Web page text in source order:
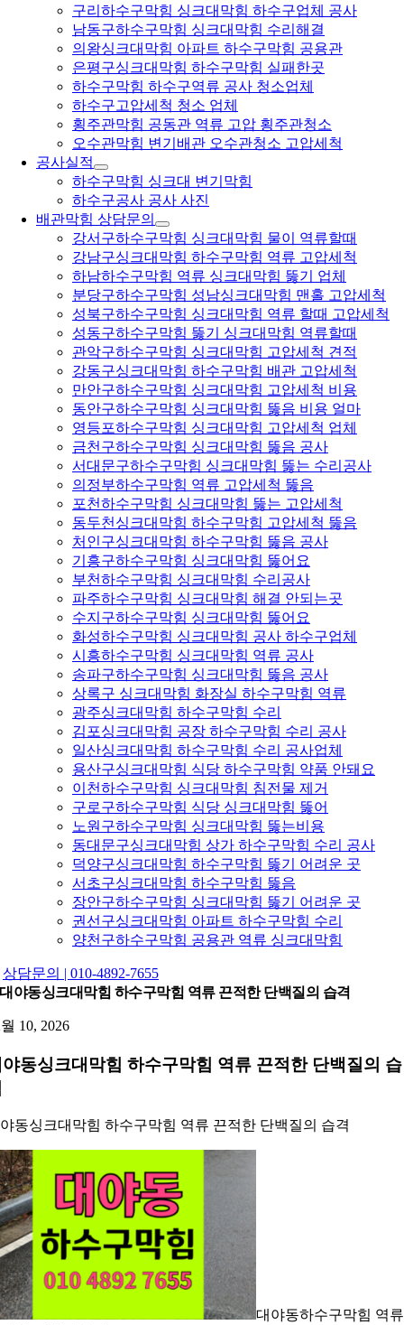
구리하수구막힘 싱크대막힘 하수구업체 공사
남동구하수구막힘 싱크대막힘 수리해결
의왕싱크대막힘 아파트 하수구막힘 공용관
은평구싱크대막힘 하수구막힘 실패한곳
하수구막힘 하수구역류 공사 청소업체
하수구고압세척 청소 업체
횡주관막힘 공동관 역류 고압 횡주관청소
오수관막힘 변기배관 오수관청소 고압세척
공사실적
하수구막힘 싱크대 변기막힘
하수구공사 공사 사진
배관막힘 상담문의
강서구하수구막힘 싱크대막힘 물이 역류할때
강남구싱크대막힘 하수구막힘 역류 고압세척
하남하수구막힘 역류 싱크대막힘 뚫기 업체
분당구하수구막힘 성남싱크대막힘 맨홀 고압세척
성북구하수구막힘 싱크대막힘 역류 할때 고압세척
성동구하수구막힘 뚫기 싱크대막힘 역류할때
관악구하수구막힘 싱크대막힘 고압세척 견적
강동구싱크대막힘 하수구막힘 배관 고압세척
만안구하수구막힘 싱크대막힘 고압세척 비용
동안구하수구막힘 싱크대막힘 뚫음 비용 얼마
영등포하수구막힘 싱크대막힘 고압세척 업체
금천구하수구막힘 싱크대막힘 뚫음 공사
서대문구하수구막힘 싱크대막힘 뚫는 수리공사
의정부하수구막힘 역류 고압세척 뚫음
포천하수구막힘 싱크대막힘 뚫는 고압세척
동두천싱크대막힘 하수구막힘 고압세척 뚫음
처인구싱크대막힘 하수구막힘 뚫음 공사
기흥구하수구막힘 싱크대막힘 뚫어요
부천하수구막힘 싱크대막힘 수리공사
파주하수구막힘 싱크대막힘 해결 안되는곳
수지구하수구막힘 싱크대막힘 뚫어요
화성하수구막힘 싱크대막힘 공사 하수구업체
시흥하수구막힘 싱크대막힘 역류 공사
송파구하수구막힘 싱크대막힘 뚫음 공사
상록구 싱크대막힘 화장실 하수구막힘 역류
광주싱크대막힘 하수구막힘 수리
김포싱크대막힘 공장 하수구막힘 수리 공사
일산싱크대막힘 하수구막힘 수리 공사업체
용산구싱크대막힘 식당 하수구막힘 약품 안돼요
이천하수구막힘 싱크대막힘 침전물 제거
구로구하수구막힘 식당 싱크대막힘 뚫어
노원구하수구막힘 싱크대막힘 뚫는비용
동대문구싱크대막힘 상가 하수구막힘 수리 공사
덕양구싱크대막힘 하수구막힘 뚫기 어려운 곳
서초구싱크대막힘 하수구막힘 뚫음
장안구하수구막힘 싱크대막힘 뚫기 어려운 곳
권선구싱크대막힘 아파트 하수구막힘 수리
양천구하수구막힘 공용관 역류 싱크대막힘
상담문의 | 010-4892-7655
대야동싱크대막힘 하수구막힘 역류 끈적한 단백질의 습격
10, 2026
동싱크대막힘 하수구막힘 역류 끈적한 단백질의 습
동싱크대막힘 하수구막힘 역류 끈적한 단백질의 습격
대야동하수구막힘 역류